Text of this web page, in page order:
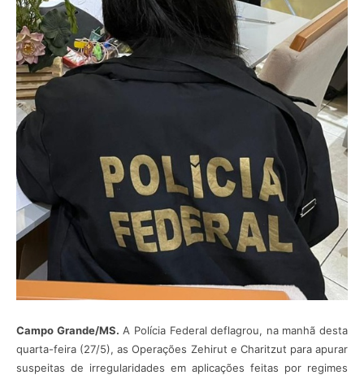
Campo Grande/MS. A Polícia Federal deflagrou, na manhã desta
quarta-feira (27/5), as Operações Zehirut e Charitzut para apurar
suspeitas de irregularidades em aplicações feitas por regimes